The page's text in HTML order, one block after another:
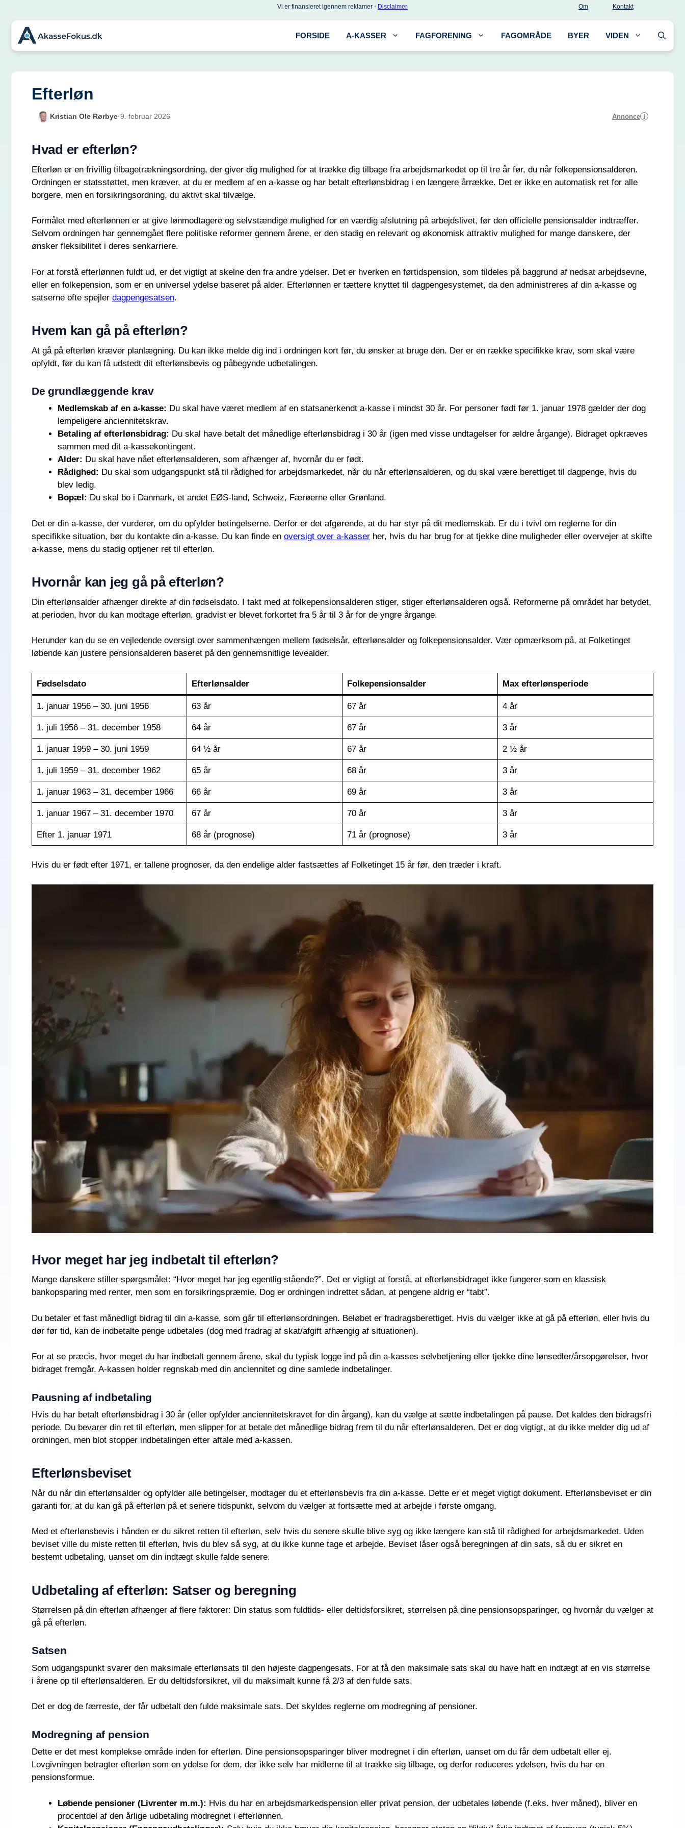
indhold
Vi er finansieret igennem reklamer - Disclaimer Om Kontakt
FORSIDE A-KASSER FAGFORENING FAGOMRÅDE BYER VIDEN
Efterløn
Kristian Ole Rørbye·9. februar 2026 Annonce i
Hvad er efterløn?
Efterløn er en frivillig tilbagetrækningsordning, der giver dig mulighed for at trække dig tilbage fra arbejdsmarkedet op til tre år før, du når folkepensionsalderen.
Ordningen er statsstøttet, men kræver, at du er medlem af en a-kasse og har betalt efterlønsbidrag i en længere årrække. Det er ikke en automatisk ret for alle
borgere, men en forsikringsordning, du aktivt skal tilvælge.
Formålet med efterlønnen er at give lønmodtagere og selvstændige mulighed for en værdig afslutning på arbejdslivet, før den officielle pensionsalder indtræffer.
Selvom ordningen har gennemgået flere politiske reformer gennem årene, er den stadig en relevant og økonomisk attraktiv mulighed for mange danskere, der
ønsker fleksibilitet i deres senkarriere.
For at forstå efterlønnen fuldt ud, er det vigtigt at skelne den fra andre ydelser. Det er hverken en førtidspension, som tildeles på baggrund af nedsat arbejdsevne,
eller en folkepension, som er en universel ydelse baseret på alder. Efterlønnen er tættere knyttet til dagpengesystemet, da den administreres af din a-kasse og
satserne ofte spejler dagpengesatsen.
Hvem kan gå på efterløn?
At gå på efterløn kræver planlægning. Du kan ikke melde dig ind i ordningen kort før, du ønsker at bruge den. Der er en række specifikke krav, som skal være
opfyldt, før du kan få udstedt dit efterlønsbevis og påbegynde udbetalingen.
De grundlæggende krav
Medlemskab af en a-kasse: Du skal have været medlem af en statsanerkendt a-kasse i mindst 30 år. For personer født før 1. januar 1978 gælder der dog
lempeligere anciennitetskrav.
Betaling af efterlønsbidrag: Du skal have betalt det månedlige efterlønsbidrag i 30 år (igen med visse undtagelser for ældre årgange). Bidraget opkræves
sammen med dit a-kassekontingent.
Alder: Du skal have nået efterlønsalderen, som afhænger af, hvornår du er født.
Rådighed: Du skal som udgangspunkt stå til rådighed for arbejdsmarkedet, når du når efterlønsalderen, og du skal være berettiget til dagpenge, hvis du
blev ledig.
Bopæl: Du skal bo i Danmark, et andet EØS-land, Schweiz, Færøerne eller Grønland.
Det er din a-kasse, der vurderer, om du opfylder betingelserne. Derfor er det afgørende, at du har styr på dit medlemskab. Er du i tvivl om reglerne for din
specifikke situation, bør du kontakte din a-kasse. Du kan finde en oversigt over a-kasser her, hvis du har brug for at tjekke dine muligheder eller overvejer at skifte
a-kasse, mens du stadig optjener ret til efterløn.
Hvornår kan jeg gå på efterløn?
Din efterlønsalder afhænger direkte af din fødselsdato. I takt med at folkepensionsalderen stiger, stiger efterlønsalderen også. Reformerne på området har betydet,
at perioden, hvor du kan modtage efterløn, gradvist er blevet forkortet fra 5 år til 3 år for de yngre årgange.
Herunder kan du se en vejledende oversigt over sammenhængen mellem fødselsår, efterlønsalder og folkepensionsalder. Vær opmærksom på, at Folketinget
løbende kan justere pensionsalderen baseret på den gennemsnitlige levealder.
Fødselsdato Efterlønsalder Folkepensionsalder Max efterlønsperiode
1. januar 1956 – 30. juni 1956 63 år 67 år 4 år
1. juli 1956 – 31. december 1958 64 år 67 år 3 år
1. januar 1959 – 30. juni 1959 64 ½ år 67 år 2 ½ år
1. juli 1959 – 31. december 1962 65 år 68 år 3 år
1. januar 1963 – 31. december 1966 66 år 69 år 3 år
1. januar 1967 – 31. december 1970 67 år 70 år 3 år
Efter 1. januar 1971 68 år (prognose) 71 år (prognose) 3 år
Hvis du er født efter 1971, er tallene prognoser, da den endelige alder fastsættes af Folketinget 15 år før, den træder i kraft.
Hvor meget har jeg indbetalt til efterløn?
Mange danskere stiller spørgsmålet: “Hvor meget har jeg egentlig stående?”. Det er vigtigt at forstå, at efterlønsbidraget ikke fungerer som en klassisk
bankopsparing med renter, men som en forsikringspræmie. Dog er ordningen indrettet sådan, at pengene aldrig er “tabt”.
Du betaler et fast månedligt bidrag til din a-kasse, som går til efterlønsordningen. Beløbet er fradragsberettiget. Hvis du vælger ikke at gå på efterløn, eller hvis du
dør før tid, kan de indbetalte penge udbetales (dog med fradrag af skat/afgift afhængig af situationen).
For at se præcis, hvor meget du har indbetalt gennem årene, skal du typisk logge ind på din a-kasses selvbetjening eller tjekke dine lønsedler/årsopgørelser, hvor
bidraget fremgår. A-kassen holder regnskab med din anciennitet og dine samlede indbetalinger.
Pausning af indbetaling
Hvis du har betalt efterlønsbidrag i 30 år (eller opfylder anciennitetskravet for din årgang), kan du vælge at sætte indbetalingen på pause. Det kaldes den bidragsfri
periode. Du bevarer din ret til efterløn, men slipper for at betale det månedlige bidrag frem til du når efterlønsalderen. Det er dog vigtigt, at du ikke melder dig ud af
ordningen, men blot stopper indbetalingen efter aftale med a-kassen.
Efterlønsbeviset
Når du når din efterlønsalder og opfylder alle betingelser, modtager du et efterlønsbevis fra din a-kasse. Dette er et meget vigtigt dokument. Efterlønsbeviset er din
garanti for, at du kan gå på efterløn på et senere tidspunkt, selvom du vælger at fortsætte med at arbejde i første omgang.
Med et efterlønsbevis i hånden er du sikret retten til efterløn, selv hvis du senere skulle blive syg og ikke længere kan stå til rådighed for arbejdsmarkedet. Uden
beviset ville du miste retten til efterløn, hvis du blev så syg, at du ikke kunne tage et arbejde. Beviset låser også beregningen af din sats, så du er sikret en
bestemt udbetaling, uanset om din indtægt skulle falde senere.
Udbetaling af efterløn: Satser og beregning
Størrelsen på din efterløn afhænger af flere faktorer: Din status som fuldtids- eller deltidsforsikret, størrelsen på dine pensionsopsparinger, og hvornår du vælger at
gå på efterløn.
Satsen
Som udgangspunkt svarer den maksimale efterlønsats til den højeste dagpengesats. For at få den maksimale sats skal du have haft en indtægt af en vis størrelse
i årene op til efterlønsalderen. Er du deltidsforsikret, vil du maksimalt kunne få 2/3 af den fulde sats.
Det er dog de færreste, der får udbetalt den fulde maksimale sats. Det skyldes reglerne om modregning af pensioner.
Modregning af pension
Dette er det mest komplekse område inden for efterløn. Dine pensionsopsparinger bliver modregnet i din efterløn, uanset om du får dem udbetalt eller ej.
Lovgivningen betragter efterløn som en ydelse for dem, der ikke selv har midlerne til at trække sig tilbage, og derfor reduceres ydelsen, hvis du har en
pensionsformue.
Løbende pensioner (Livrenter m.m.): Hvis du har en arbejdsmarkedspension eller privat pension, der udbetales løbende (f.eks. hver måned), bliver en
procentdel af den årlige udbetaling modregnet i efterlønnen.